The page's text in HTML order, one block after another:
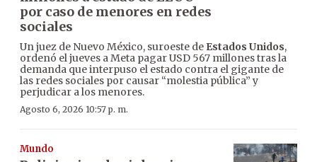
por caso de menores en redes
sociales
Un juez de Nuevo México, suroeste de Estados Unidos,
ordenó el jueves a Meta pagar USD 567 millones tras la
demanda que interpuso el estado contra el gigante de
las redes sociales por causar “molestia pública” y
perjudicar a los menores.
Agosto 6, 2026 10:57 p. m.
Mundo